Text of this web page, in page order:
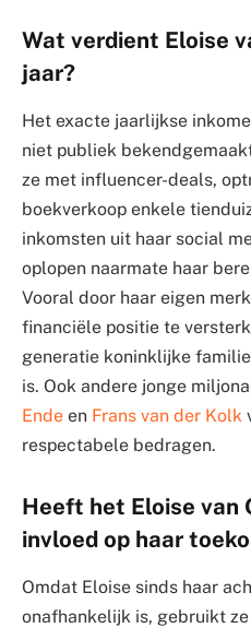
Wat verdient Eloise
jaar?
Het exacte jaarlijkse
niet publiek
ze met influencer-deals,
boekverkoop enkele
inkomsten uit haar social
oplopen naarmate haar
Vooral door haar eigen
financiële positie te
generatie koninklijke
is. Ook andere jonge
Ende en Frans van der Kolk
respectabele bedragen.
Heeft het Eloise van
invloed op haar
Omdat Eloise sinds haar
onafhankelijk is, gebruikt